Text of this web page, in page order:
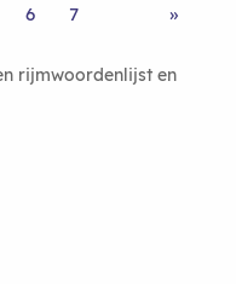
6 7 »
rijmwoordenlijst en